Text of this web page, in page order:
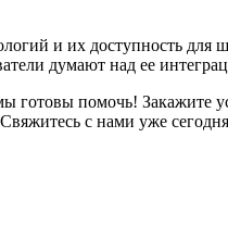
и их доступность для
думают над ее
готовы помочь! Закажите
с нами уже